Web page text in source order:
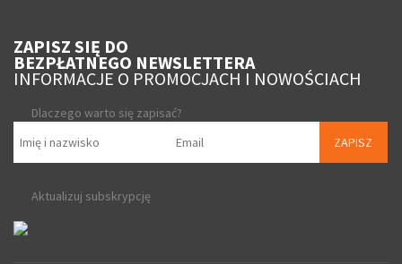
ZAPISZ SIĘ DO
BEZPŁATNEGO NEWSLETTERA
INFORMACJE O PROMOCJACH I NOWOŚCIACH
Dlaczego warto się zapisać?
ZAPISZ
Aktualizuj subskrypcję